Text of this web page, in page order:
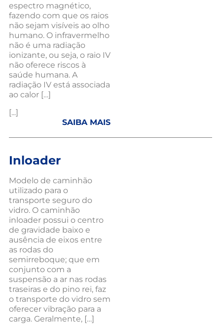
espectro magnético,
fazendo com que os raios
não sejam visíveis ao olho
humano. O infravermelho
não é uma radiação
ionizante, ou seja, o raio IV
não oferece riscos à
saúde humana. A
radiação IV está associada
ao calor […]
[...]
SAIBA MAIS
Inloader
Modelo de caminhão
utilizado para o
transporte seguro do
vidro. O caminhão
inloader possui o centro
de gravidade baixo e
ausência de eixos entre
as rodas do
semirreboque; que em
conjunto com a
suspensão a ar nas rodas
traseiras e do pino rei, faz
o transporte do vidro sem
oferecer vibração para a
carga. Geralmente, […]